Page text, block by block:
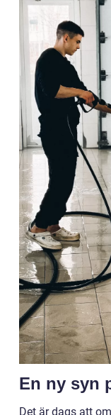
En ny syn
Det är dags att